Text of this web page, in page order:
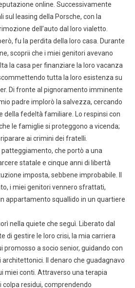
online. Successivamente
sul leasing della Porsche, con la
dell’auto dal loro vialetto.
fu la perdita della loro casa. Durante
scoprii che i miei genitori avevano
la casa per finanziare la loro vacanza
tutta la loro esistenza su
Di fronte al pignoramento imminente
padre implorò la salvezza, cercando
della fedeltà familiare. Lo respinsi con
le famiglie si proteggono a vicenda;
ai crimini dei fratelli.
che portò a una
statale e cinque anni di libertà
imposta, sebbene improbabile. Il
i miei genitori vennero sfrattati,
appartamento squallido in un quartiere
nella quiete che seguì. Liberato dal
di gestire le loro crisi, la mia carriera
promosso a socio senior, guidando con
Il denaro che guadagnavo
miei conti. Attraverso una terapia
colpa residui, comprendendo